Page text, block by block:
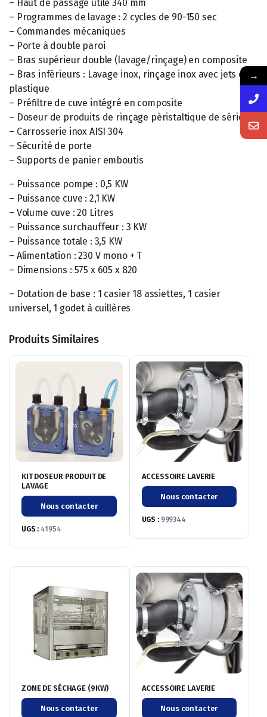
– Haut de passage utile 340 mm
– Programmes de lavage : 2 cycles de 90-150 sec
– Commandes mécaniques
– Porte à double paroi
– Bras supérieur double (lavage/rinçage) en composite
– Bras inférieurs : Lavage inox, rinçage inox avec jets en
plastique
– Préfiltre de cuve intégré en composite
– Doseur de produits de rinçage péristaltique de série
– Carrosserie inox AISI 304
– Sécurité de porte
– Supports de panier emboutis
– Puissance pompe : 0,5 KW
– Puissance cuve : 2,1 KW
– Volume cuve : 20 Litres
– Puissance surchauffeur : 3 KW
– Puissance totale : 3,5 KW
– Alimentation : 230 V mono + T
– Dimensions : 575 x 605 x 820
– Dotation de base : 1 casier 18 assiettes, 1 casier
universel, 1 godet à cuillères
Produits Similaires
KIT DOSEUR PRODUIT DE
LAVAGE
Nous contacter
UGS : 41954
ACCESSOIRE LAVERIE
Nous contacter
UGS : 999344
ZONE DE SÉCHAGE (9KW)
Nous contacter
ACCESSOIRE LAVERIE
Nous contacter
→